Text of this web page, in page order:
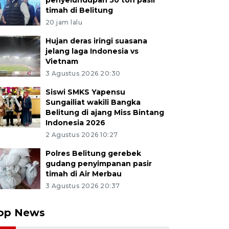
timah di Belitung
20 jam lalu
Hujan deras iringi suasana
jelang laga Indonesia vs
Vietnam
3 Agustus 2026 20:30
Siswi SMKS Yapensu
Sungailiat wakili Bangka
Belitung di ajang Miss Bintang
Indonesia 2026
2 Agustus 2026 10:27
Polres Belitung gerebek
gudang penyimpanan pasir
timah di Air Merbau
3 Agustus 2026 20:37
News